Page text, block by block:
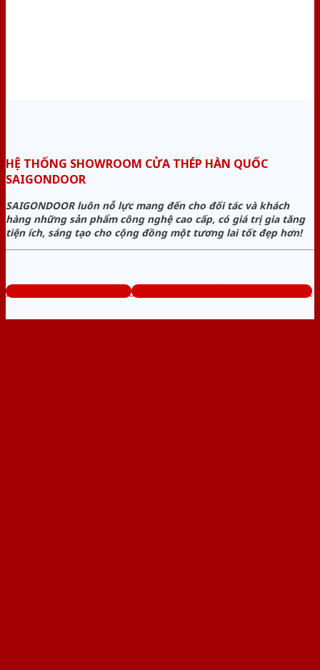
HỆ THỐNG SHOWROOM CỬA THÉP HÀN QUỐC
SAIGONDOOR
SAIGONDOOR luôn nỗ lực mang đến cho đối tác và khách
hàng những sản phẩm công nghệ cao cấp, có giá trị gia tăng
tiện ích, sáng tạo cho cộng đồng một tương lai tốt đẹp hơn!
www.muabancuathep.com Tổng đài tư vấn miễn phí: 0824.400.400